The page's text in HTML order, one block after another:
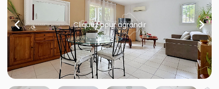
Estimation
Avis clients
Cliquez pour agrandir